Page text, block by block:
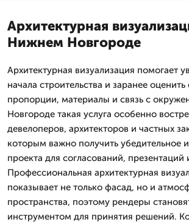
Архитектурная
Нижнем Новгороде
Архитектурная визуализация помогает
начала строительства и заранее оценить
пропорции, материалы и связь с
Новгороде такая услуга особенно
девелоперов, архитекторов и частных
которым важно получить убедительное
проекта для согласований,
Профессиональная архитектурная
показывает не только фасад, но и
пространства, поэтому рендеры
инструментом для принятия решений.